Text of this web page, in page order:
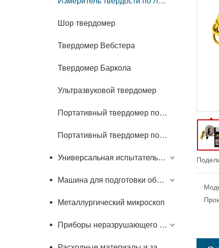
Шор твердомер
Твердомер Вебстера
Твердомер Баркола
Ультразвуковой твердомер
Портативный твердомер по Бринеллю
Портативный твердомер по Роквеллу
Универсальная испытательная машина
Машина для подготовки образцов
Металлургический микроскоп
Приборы неразрушающего контроля